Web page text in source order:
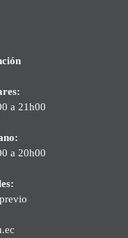
a 21h00
a 20h00